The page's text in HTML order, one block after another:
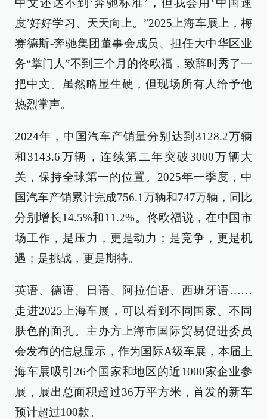
中文还达不到‘奔驰标准’，但我会用‘中国速
度’好好学习、天天向上。”2025上海车展上，梅
赛德斯-奔驰集团董事会成员、担任大中华区业
务“掌门人”不到三个月的佟欧福，致辞时秀了一
把中文。虽然略显生硬，但现场所有人给予他
热烈掌声。
2024年，中国汽车产销量分别达到3128.2万辆
和3143.6万辆，连续第二年突破3000万辆大
关，保持全球第一的位置。2025年一季度，中
国汽车产销累计完成756.1万辆和747万辆，同比
分别增长14.5%和11.2%。佟欧福说，在中国市
场工作，是压力，更是动力；是竞争，更是机
遇；是挑战，更是期待。
英语、德语、日语、阿拉伯语、西班牙语……
走进2025上海车展，可以看到不同国家、不同
肤色的面孔。主办方上海市国际贸易促进委员
会发布的信息显示，作为国际A级车展，本届上
海车展吸引26个国家和地区的近1000家企业参
展，展出总面积超过36万平方米，首发的新车
预计超过100款。